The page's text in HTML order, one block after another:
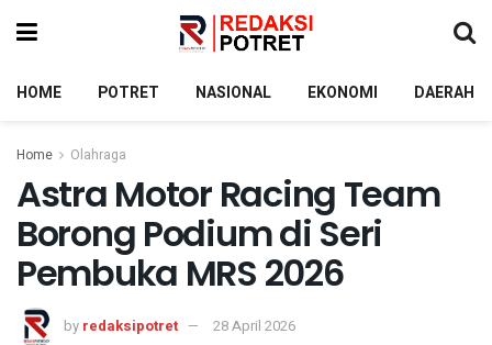
HOME POTRET NASIONAL EKONOMI DAERAH
Home Olahraga
Astra Motor Racing Team
Borong Podium di Seri
Pembuka MRS 2026
by redaksipotret 28 April 2026